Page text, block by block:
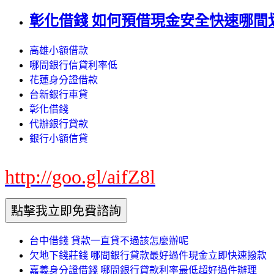
彰化借錢 如何預借現金安全快速哪間
高雄小額借款
哪間銀行信貸利率低
花蓮身分證借款
台新銀行車貸
彰化借錢
代辦銀行貸款
銀行小額信貸
http://goo.gl/aifZ8l
台中借錢 貸款一直貸不過該怎麼辦呢
欠地下錢莊錢 哪間銀行貸款最好過件現金立即快速撥款
嘉義身分證借錢 哪間銀行貸款利率最低超好過件辦理